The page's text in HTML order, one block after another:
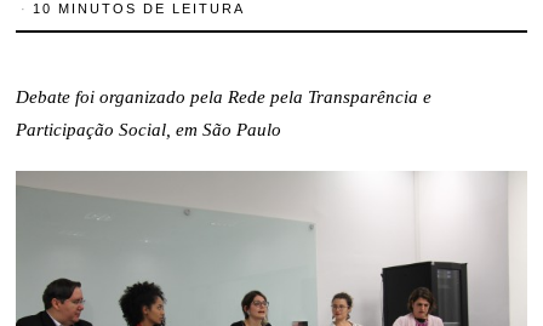
10 MINUTOS DE LEITURA
Debate foi organizado pela Rede pela Transparência e
Participação Social, em São Paulo